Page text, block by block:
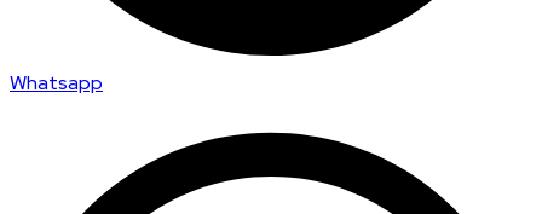
Whatsapp